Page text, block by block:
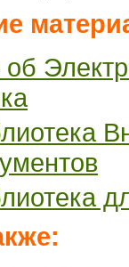
об